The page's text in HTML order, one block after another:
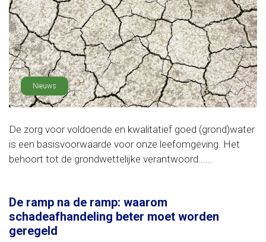
Nieuws
De zorg voor voldoende en kwalitatief goed (grond)water
is een basisvoorwaarde voor onze leefomgeving. Het
behoort tot de grondwettelijke verantwoord......
De ramp na de ramp: waarom
schadeafhandeling beter moet worden
geregeld